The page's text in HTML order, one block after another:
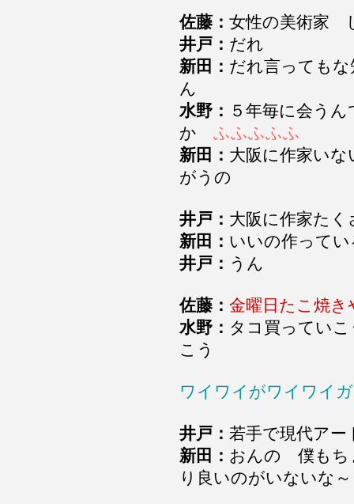
佐藤： 女性の美術
井戸： だれ
新田： だれ言ってもな
ん
水野： ５年毎に会うん
か ふふふふふ
新田： 大阪に作家いな
がうの
井戸： 大阪に作家た
新田： いいの作って
井戸： うん
佐藤： 金曜日たこ焼き
水野： タコ買ってい
こう
ワイワイがワイワイ
井戸： 若手で現代アー
新田： おんの 僕もち
り良いのがいないな